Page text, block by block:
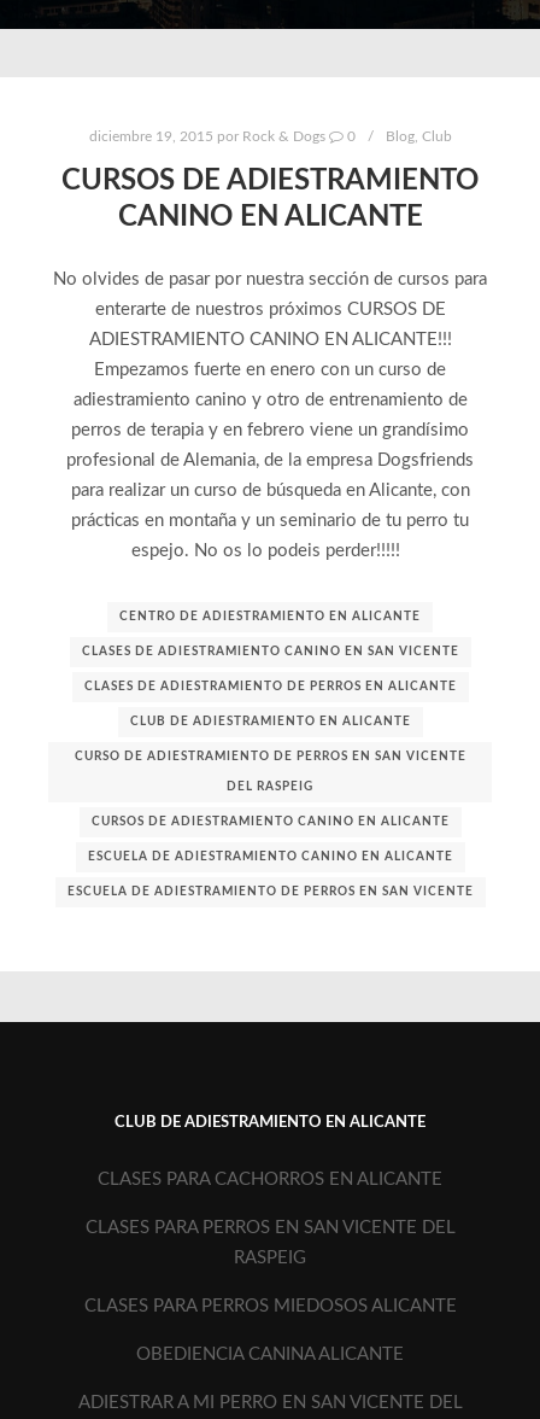
diciembre 19, 2015 por Rock & Dogs 0 Blog, Club
CURSOS DE ADIESTRAMIENTO
CANINO EN ALICANTE
No olvides de pasar por nuestra sección de cursos para
enterarte de nuestros próximos CURSOS DE
ADIESTRAMIENTO CANINO EN ALICANTE!!!
Empezamos fuerte en enero con un curso de
adiestramiento canino y otro de entrenamiento de
perros de terapia y en febrero viene un grandísimo
profesional de Alemania, de la empresa Dogsfriends
para realizar un curso de búsqueda en Alicante, con
prácticas en montaña y un seminario de tu perro tu
espejo. No os lo podeis perder!!!!!
CENTRO DE ADIESTRAMIENTO EN ALICANTE
CLASES DE ADIESTRAMIENTO CANINO EN SAN VICENTE
CLASES DE ADIESTRAMIENTO DE PERROS EN ALICANTE
CLUB DE ADIESTRAMIENTO EN ALICANTE
CURSO DE ADIESTRAMIENTO DE PERROS EN SAN VICENTE
DEL RASPEIG
CURSOS DE ADIESTRAMIENTO CANINO EN ALICANTE
ESCUELA DE ADIESTRAMIENTO CANINO EN ALICANTE
ESCUELA DE ADIESTRAMIENTO DE PERROS EN SAN VICENTE
CLUB DE ADIESTRAMIENTO EN ALICANTE
CLASES PARA CACHORROS EN ALICANTE
CLASES PARA PERROS EN SAN VICENTE DEL
RASPEIG
CLASES PARA PERROS MIEDOSOS ALICANTE
OBEDIENCIA CANINA ALICANTE
ADIESTRAR A MI PERRO EN SAN VICENTE DEL